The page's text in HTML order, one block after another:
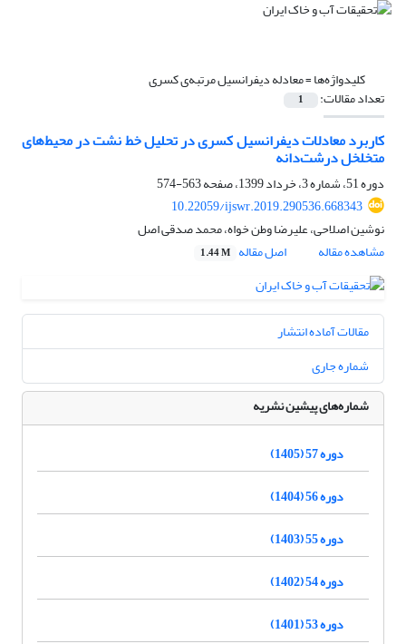
کلیدواژه‌ها =معادله دیفرانسیل مرتبه‌ی کسری
تعداد مقالات: 1
کاربرد معادلات دیفرانسیل کسری در تحلیل خط نشت در محیط‌های
متخلخل درشت‌دانه
دوره 51، شماره 3، خرداد 1399، صفحه
563-574
10.22059/ijswr.2019.290536.668343
نوشین اصلاحی، علیرضا وطن خواه، محمد صدقی اصل
مشاهده مقاله
اصل مقاله 1.44 M
مقالات آماده انتشار
شماره جاری
شماره‌های پیشین نشریه
دوره 57 (1405)
دوره 56 (1404)
دوره 55 (1403)
دوره 54 (1402)
دوره 53 (1401)